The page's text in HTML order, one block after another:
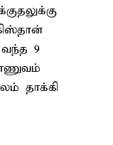
வந்த 9
தாக்கி